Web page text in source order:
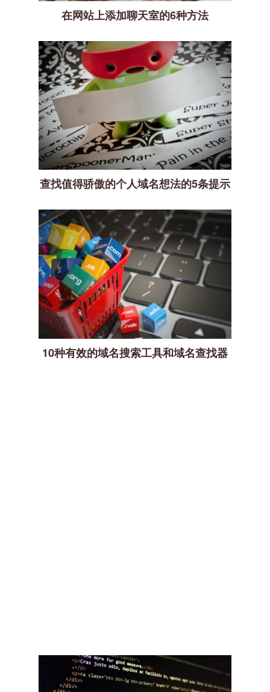
在网站上添加聊天室的6种方法
查找值得骄傲的个人域名想法的5条提示
10种有效的域名搜索工具和域名查找器